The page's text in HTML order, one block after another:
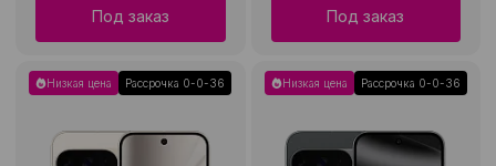
Под заказ Под заказ
Низкая цена Рассрочка 0-0-36 Низкая цена Рассрочка 0-0-36